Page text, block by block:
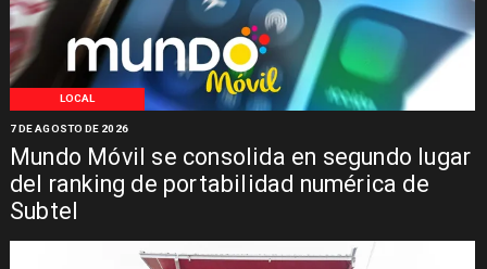
LOCAL
Mundo Móvil se consolida en segundo lugar
del ranking de portabilidad numérica de
Subtel
7 DE AGOSTO DE 2026